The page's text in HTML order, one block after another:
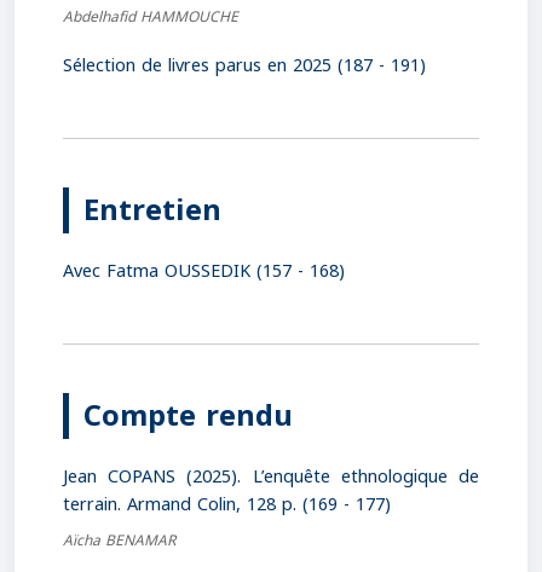
Abdelhafid HAMMOUCHE
Sélection de livres parus en 2025 (187 - 191)
Entretien
Avec Fatma OUSSEDIK (157 - 168)
Compte rendu
Jean COPANS (2025). L’enquête ethnologique de
terrain. Armand Colin, 128 p. (169 - 177)
Aïcha BENAMAR